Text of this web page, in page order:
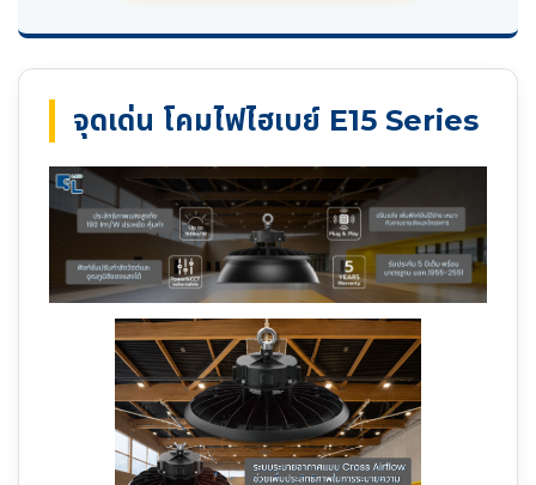
จุดเด่น โคมไฟไฮเบย์ E15 Series